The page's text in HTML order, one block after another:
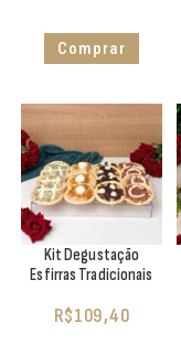
Comprar
Kit Degustação
Esfirras Tradicionais
R$109,40